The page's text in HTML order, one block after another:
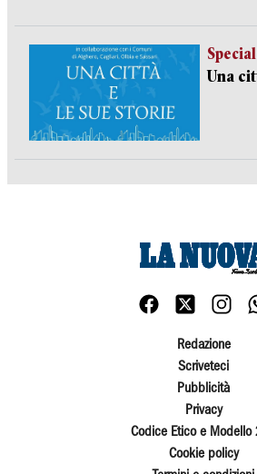
Una
Redazione
Scriveteci
Pubblicità
Privacy
Codice Etico e Modello
Cookie policy